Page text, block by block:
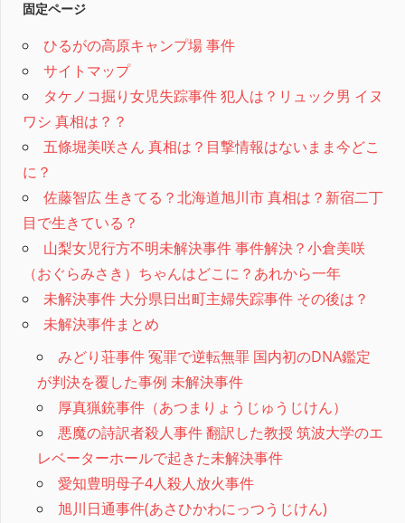
固定ページ
ひるがの高原キャンプ場 事件
サイトマップ
タケノコ掘り女児失踪事件 犯人は？リュック男 イヌ
ワシ 真相は？？
五條堀美咲さん 真相は？目撃情報はないまま今どこ
に？
佐藤智広 生きてる？北海道旭川市 真相は？新宿二丁
目で生きている？
山梨女児行方不明未解決事件 事件解決？小倉美咲
（おぐらみさき）ちゃんはどこに？あれから一年
未解決事件 大分県日出町主婦失踪事件 その後は？
未解決事件まとめ
みどり荘事件 冤罪で逆転無罪 国内初のDNA鑑定
が判決を覆した事例 未解決事件
厚真猟銃事件（あつまりょうじゅうじけん）
悪魔の詩訳者殺人事件 翻訳した教授 筑波大学のエ
レベーターホールで起きた未解決事件
愛知豊明母子4人殺人放火事件
旭川日通事件(あさひかわにっつうじけん)